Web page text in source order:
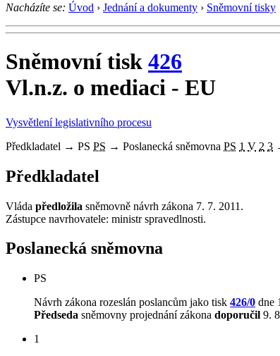
Nacházíte se: Úvod › Jednání a dokumenty › Sněmovní tisky
Sněmovní tisk 426
Vl.n.z. o mediaci - EU
Vysvětlení legislativního procesu
Předkladatel → PS PS → Poslanecká sněmovna PS 1 V 2 3
Předkladatel
Vláda předložila sněmovně návrh zákona 7. 7. 2011.
Zástupce navrhovatele: ministr spravedlnosti.
Poslanecká sněmovna
PS
Návrh zákona rozeslán poslancům jako tisk 426/0 dne
Předseda sněmovny projednání zákona doporučil 9.
1